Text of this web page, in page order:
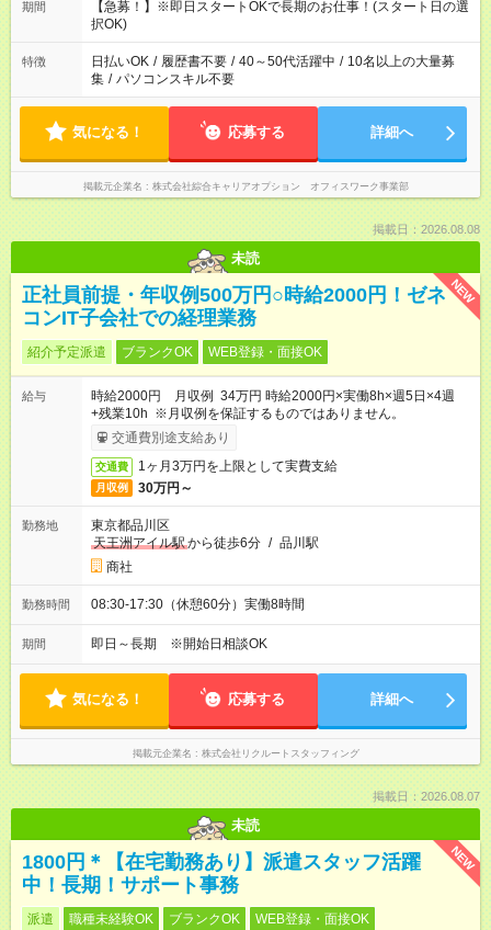
期間
【急募！】※即日スタートOKで長期のお仕事！(スタート日の選
択OK)
特徴 日払いOK / 履歴書不要 / 40～50代活躍中 / 10名以上の大量募
集 / パソコンスキル不要
気になる！ 応募する 詳細へ
掲載元企業名 株式会社綜合キャリアオプション オフィスワーク事業部
掲載日：2026.08.08
未読
NEW
正社員前提・年収例500万円○時給2000円！ゼネ
コンIT子会社での経理業務
紹介予定派遣 ブランクOK WEB登録・面接OK
給与
時給2000円 月収例 34万円 時給2000円×実働8h×週5日×4週
+残業10h ※月収例を保証するものではありません。
交通費別途支給あり
交通費 1ヶ月3万円を上限として実費支給
月収例 30万円～
勤務地
東京都品川区
天王洲アイル駅から徒歩6分 / 品川駅
商社
勤務時間 08:30-17:30（休憩60分）実働8時間
期間 即日～長期 ※開始日相談OK
気になる！ 応募する 詳細へ
掲載元企業名 株式会社リクルートスタッフィング
掲載日：2026.08.07
未読
NEW
1800円＊【在宅勤務あり】派遣スタッフ活躍
中！長期！サポート事務
派遣 職種未経験OK ブランクOK WEB登録・面接OK